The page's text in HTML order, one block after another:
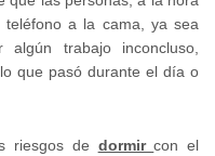
a la cama, ya sea
trabajo inconcluso,
que pasó durante el día o
riesgos de dormircon el